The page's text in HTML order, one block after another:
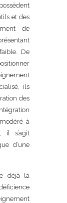
et des
de
De
ils
des
à
il s’agit
d’une
déjà la